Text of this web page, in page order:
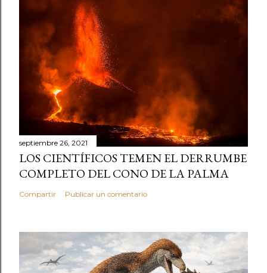
septiembre 26, 2021
LOS CIENTÍFICOS TEMEN EL DERRUMBE
COMPLETO DEL CONO DE LA PALMA
Compartir Publicar un comentario